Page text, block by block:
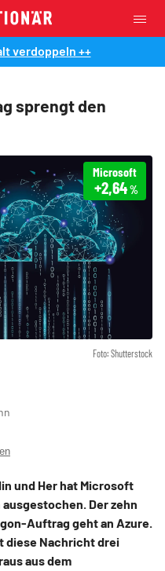
verdoppeln ++
sprengt den
Foto: Shutterstock
Microsoft
+2,64%
und Her hat Microsoft
Der zehn
Auftrag geht an Azure.
diese Nachricht drei
aus dem